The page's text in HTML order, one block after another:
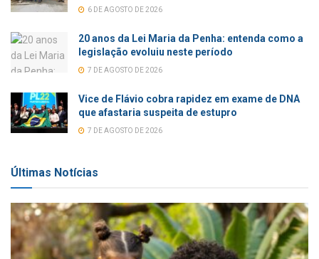
6 DE AGOSTO DE 2026
20 anos da Lei Maria da Penha: entenda como a
legislação evoluiu neste período
7 DE AGOSTO DE 2026
Vice de Flávio cobra rapidez em exame de DNA
que afastaria suspeita de estupro
7 DE AGOSTO DE 2026
Últimas Notícias